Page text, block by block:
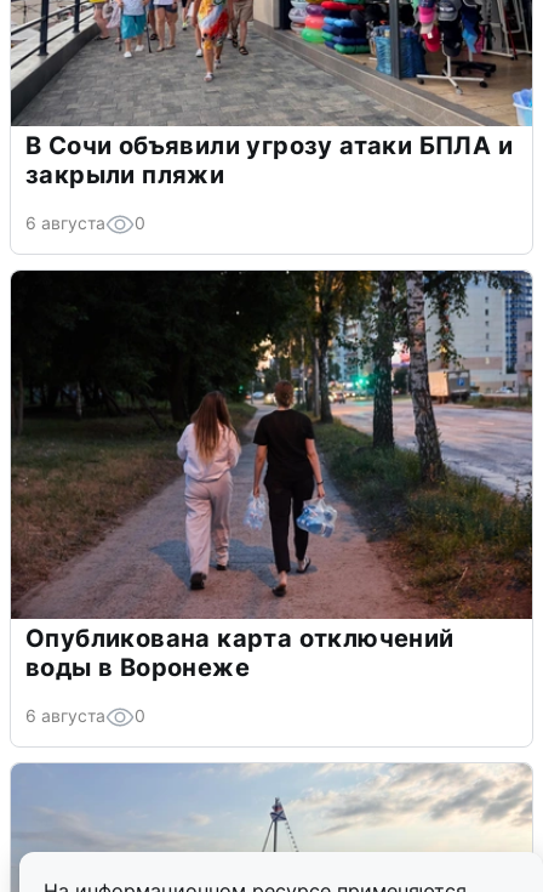
В Сочи объявили угрозу атаки БПЛА и
закрыли пляжи
6 августа 0
Опубликована карта отключений
воды в Воронеже
6 августа 0